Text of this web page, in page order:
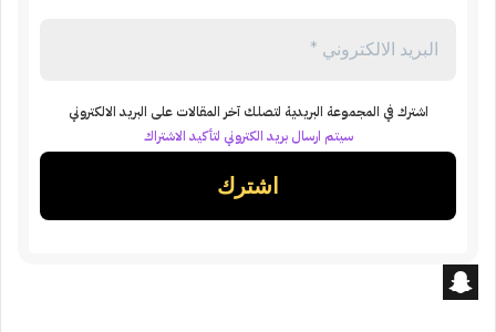
اشترك في المجموعة البريدية لتصلك آخر المقالات على البريد الالكتروني
سيتم ارسال بريد الكتروني لتأكيد الاشتراك